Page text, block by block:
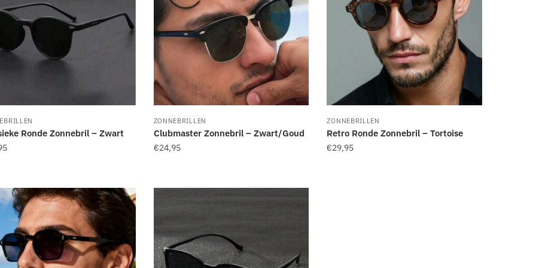
Ronde Zonnebril – Zwart
ZONNEBRILLEN
Clubmaster Zonnebril – Zwart/Goud
€24,95
ZONNEBRILLEN
Retro Ronde Zonnebril – Tortoise
€29,95